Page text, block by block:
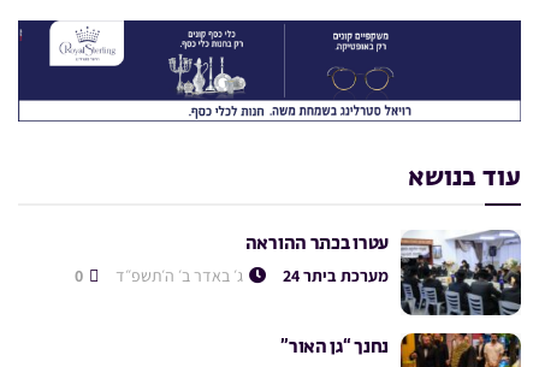
עוד בנושא
עטרו בכתר ההוראה
מערכת ביתר 24 ג׳ באדר ב׳ ה׳תשפ״ד
נחנך “גן האור”